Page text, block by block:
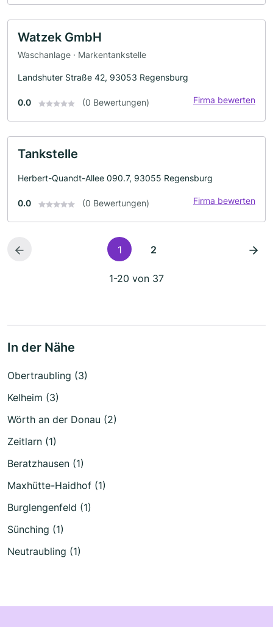
Watzek GmbH
Waschanlage · Markentankstelle
Landshuter Straße 42, 93053 Regensburg
0.0 (0 Bewertungen) Firma bewerten
Tankstelle
Herbert-Quandt-Allee 090.7, 93055 Regensburg
0.0 (0 Bewertungen) Firma bewerten
1 2
1-20 von 37
In der Nähe
Obertraubling (3)
Kelheim (3)
Wörth an der Donau (2)
Zeitlarn (1)
Beratzhausen (1)
Maxhütte-Haidhof (1)
Burglengenfeld (1)
Sünching (1)
Neutraubling (1)